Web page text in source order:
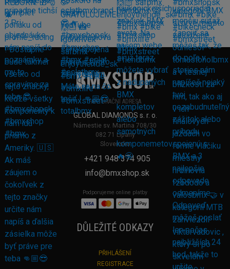
FAKTURAČNÍ ADRESA
GLOBAL DIAMONDS s. r. o.
Námestie sv. Martina 708/30
082 71 Lipany
Slovensko
+421 948 374 905
info@bmxshop.sk
Podporujeme online platby
DŮLEŽITÉ ODKAZY
PŘIHLÁŠENÍ
REGISTRACE